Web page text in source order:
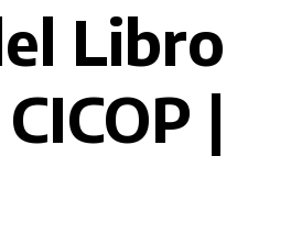
Libro
|